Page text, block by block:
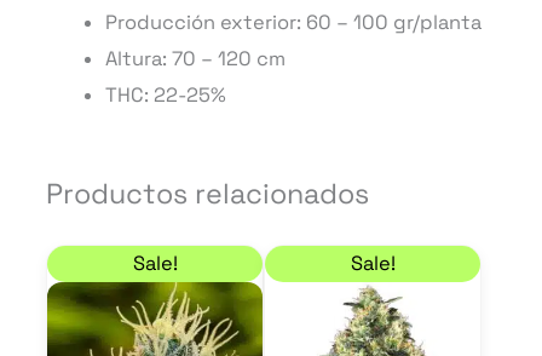
Producción exterior: 60 – 100 gr/planta
Altura: 70 – 120 cm
THC: 22-25%
Productos relacionados
Sale!Rango de precios: desde 6,80 € hasta 25,50 €
Este
producto
tiene
Sale!Rango de precios:
Este